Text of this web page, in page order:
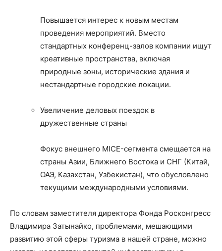
Повышается интерес к новым местам
проведения мероприятий. Вместо
стандартных конференц-залов компании ищут
креативные пространства, включая
природные зоны, исторические здания и
нестандартные городские локации​.
Увеличение деловых поездок в
дружественные страны
Фокус внешнего MICE-сегмента смещается на
страны Азии, Ближнего Востока и СНГ (Китай,
ОАЭ, Казахстан, Узбекистан), что обусловлено
текущими международными условиями​.
По словам заместителя директора Фонда Росконгресс
Владимира Затынайко, проблемами, мешающими
развитию этой сферы туризма в нашей стране, можно